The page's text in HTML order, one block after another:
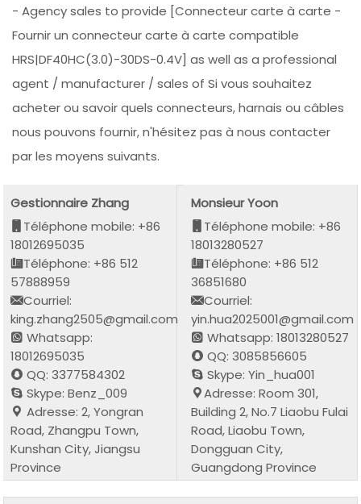
- Agency sales to provide [Connecteur carte à carte -
Fournir un connecteur carte à carte compatible
HRS|DF40HC(3.0)-30DS-0.4V] as well as a professional
agent / manufacturer / sales of Si vous souhaitez
acheter ou savoir quels connecteurs, harnais ou câbles
nous pouvons fournir, n'hésitez pas à nous contacter
par les moyens suivants.
Gestionnaire Zhang
Téléphone mobile: +86
18012695035
Téléphone: +86 512
57888959
Courriel:
king.zhang2505@gmail.com
Whatsapp:
18012695035
QQ: 3377584302
Skype: Benz_009
Adresse: 2, Yongran
Road, Zhangpu Town,
Kunshan City, Jiangsu
Province
Monsieur Yoon
Téléphone mobile: +86
18013280527
Téléphone: +86 512
36851680
Courriel:
yin.hua2025001@gmail.com
Whatsapp: 18013280527
QQ: 3085856605
Skype: Yin_hua001
Adresse: Room 301,
Building 2, No.7 Liaobu Fulai
Road, Liaobu Town,
Dongguan City,
Guangdong Province